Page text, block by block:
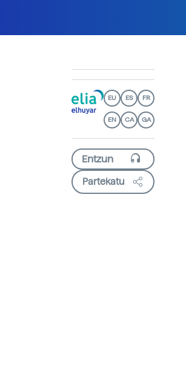
EU ES FR
EN CA GA
Partekatu